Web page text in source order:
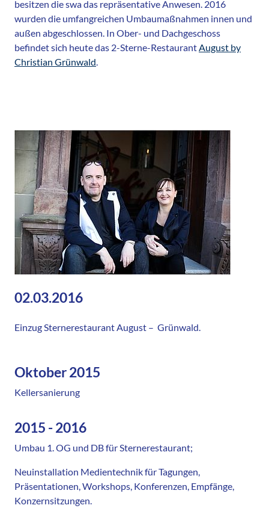
besitzen die swa das repräsentative Anwesen. 2016
wurden die umfangreichen Umbaumaßnahmen innen und
außen abgeschlossen. In Ober- und Dachgeschoss
befindet sich heute das 2-Sterne-Restaurant August by
Christian Grünwald
02.03.2016
Einzug Sternerestaurant August – Grünwald.
Oktober 2015
Kellersanierung
2015 - 2016
Umbau 1. OG und DB für Sternerestaurant;
Neuinstallation Medientechnik für Tagungen,
Präsentationen, Workshops, Konferenzen, Empfänge,
Konzernsitzungen.